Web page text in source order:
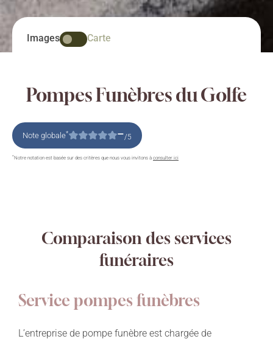
Images Carte
Pompes Funèbres du Golfe
Note globale* –/5
*Notre notation est basée sur des critères que nous vous invitons à consulter ici
Comparaison des services
funéraires
Service pompes funèbres
L’entreprise de pompe funèbre est chargée de